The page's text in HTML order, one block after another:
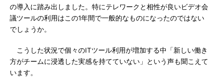
の導入に踏み出しました。特にテレワークと相性が良いビデオ会
議ツールの利用はこの1年間で一般的なものになったのではない
でしょうか。
こうした状況で個々のITツール利用が増加する中「新しい働き
方がチームに浸透した実感を持てていない」という声も聞こえて
います。